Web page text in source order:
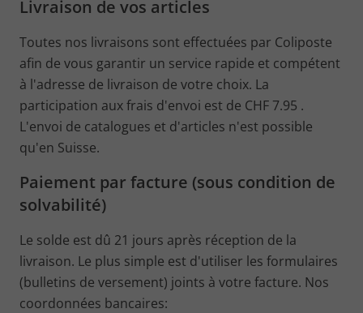
Livraison de vos articles
Toutes nos livraisons sont effectuées par Coliposte
afin de vous garantir un service rapide et compétent
à l'adresse de livraison de votre choix. La
participation aux frais d'envoi est de CHF 7.95 .
L'envoi de catalogues et d'articles n'est possible
qu'en Suisse.
Paiement par facture (sous condition de
solvabilité)
Le solde est dû 21 jours après réception de la
livraison. Le plus simple est d'utiliser les formulaires
(bulletins de versement) joints à votre facture. Nos
coordonnées bancaires: